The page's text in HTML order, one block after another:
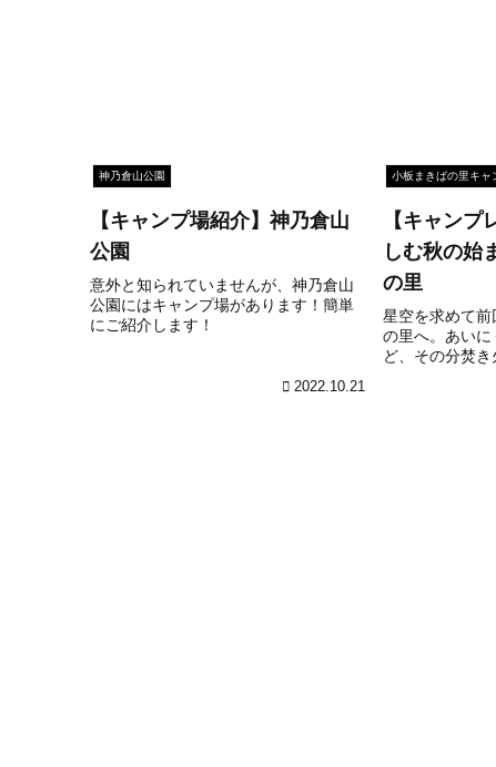
神乃倉山公園
【キャンプ場紹介】神乃倉山
公園
意外と知られていませんが、神乃倉山
公園にはキャンプ場があります！簡単
にご紹介します！
2022.10.21
小板まきばの里キャ
【キャンプ
しむ秋の始
の里
星空を求めて
の里へ。あい
ど、その分焚き